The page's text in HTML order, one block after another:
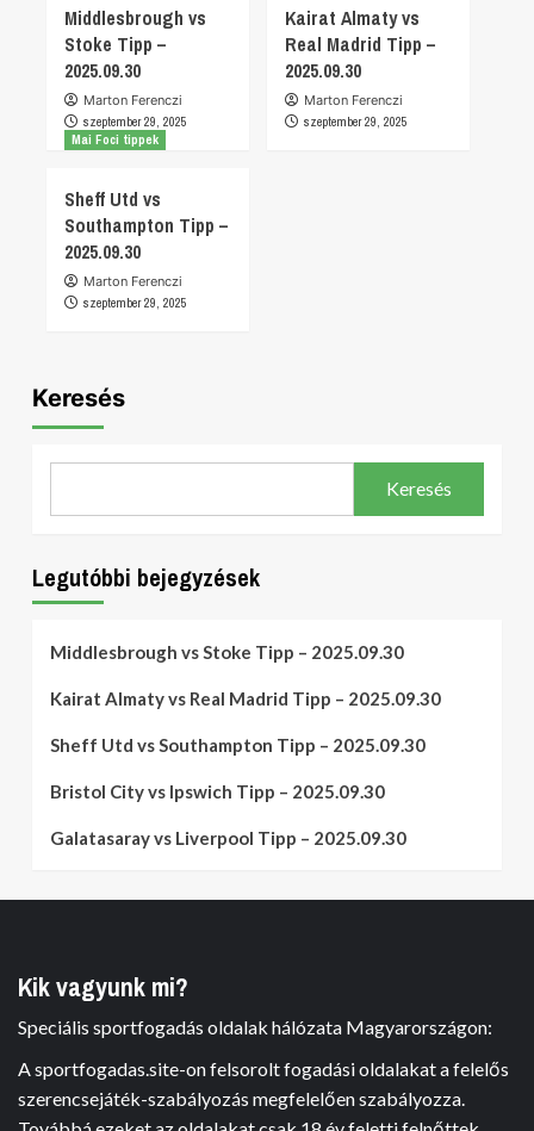
Middlesbrough vs
Stoke Tipp –
2025.09.30
Marton Ferenczi
szeptember 29, 2025
Kairat Almaty vs
Real Madrid Tipp –
2025.09.30
Marton Ferenczi
szeptember 29, 2025
Mai Foci tippek
Sheff Utd vs
Southampton Tipp –
2025.09.30
Marton Ferenczi
szeptember 29, 2025
Keresés
Keresés
Legutóbbi bejegyzések
Middlesbrough vs Stoke Tipp – 2025.09.30
Kairat Almaty vs Real Madrid Tipp – 2025.09.30
Sheff Utd vs Southampton Tipp – 2025.09.30
Bristol City vs Ipswich Tipp – 2025.09.30
Galatasaray vs Liverpool Tipp – 2025.09.30
Kik vagyunk mi?
Speciális sportfogadás oldalak hálózata Magyarországon:
A sportfogadas.site-on felsorolt fogadási oldalakat a felelős
szerencsejáték-szabályozás megfelelően szabályozza.